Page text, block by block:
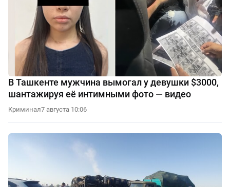
В Ташкенте мужчина вымогал у девушки $3000,
шантажируя её интимными фото — видео
Криминал7 августа 10:06